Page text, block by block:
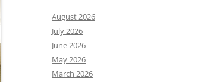
August 2026
July 2026
June 2026
May 2026
March 2026